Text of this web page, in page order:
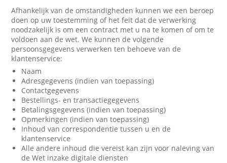
Afhankelijk van de omstandigheden kunnen we een beroep
doen op uw toestemming of het feit dat de verwerking
noodzakelijk is om een contract met u na te komen of om te
voldoen aan de wet. We kunnen de volgende
persoonsgegevens verwerken ten behoeve van de
klantenservice:
Naam
Adresgegevens (indien van toepassing)
Contactgegevens
Bestellings- en transactiegegevens
Betalingsgegevens (indien van toepassing)
Opmerkingen (indien van toepassing)
Inhoud van correspondentie tussen u en de
klantenservice
Alle andere inhoud die vereist kan zijn voor naleving van
de Wet inzake digitale diensten